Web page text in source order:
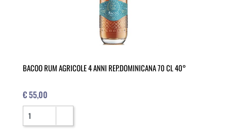
BACOO RUM AGRICOLE 4 ANNI REP.DOMINICANA 70 CL 40°
€ 55,00
Quantità